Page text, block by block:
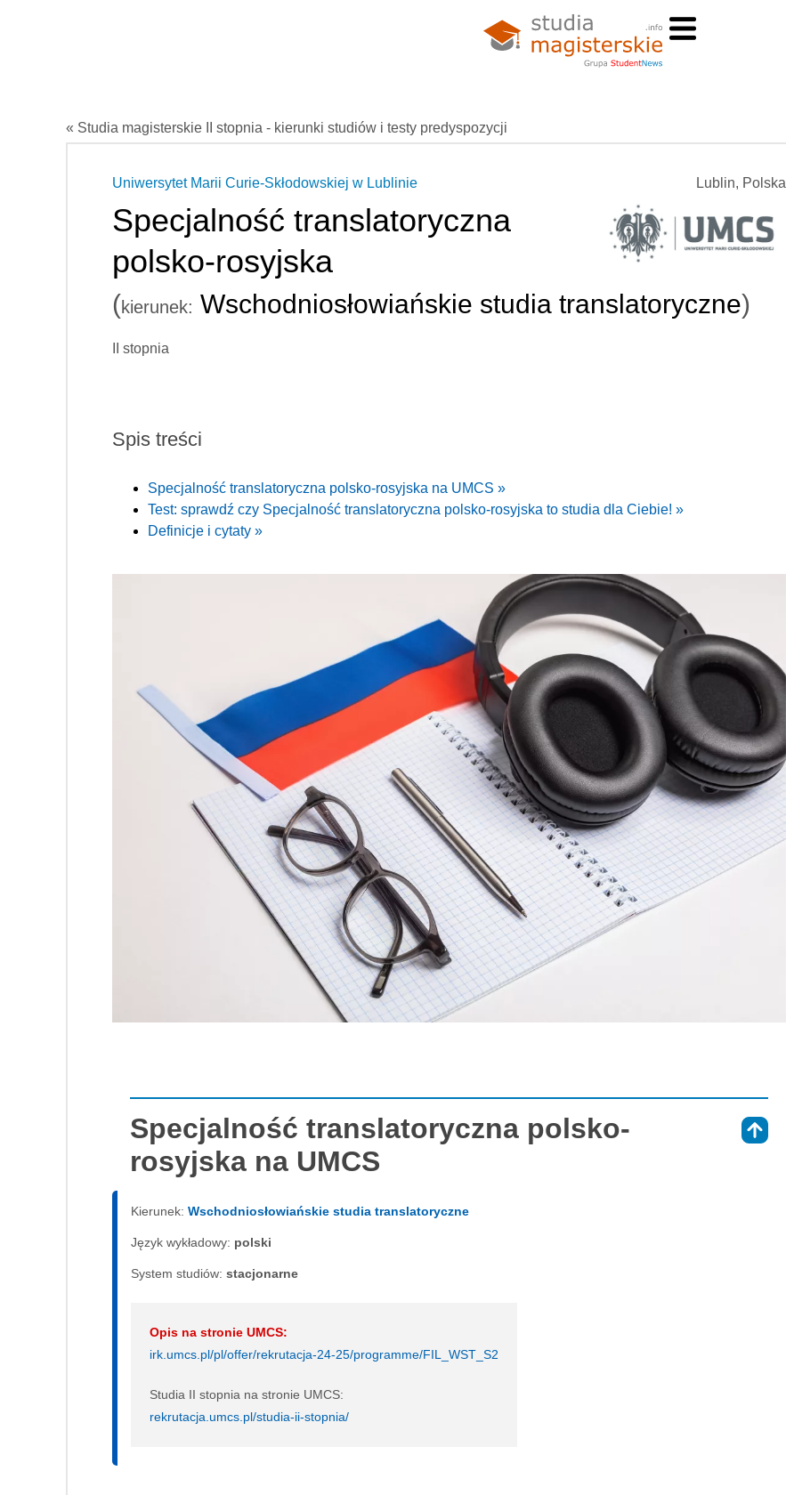
« Studia magisterskie II stopnia - kierunki studiów i testy predyspozycji
Lublin, Polska
Uniwersytet Marii Curie-Skłodowskiej w Lublinie
Specjalność translatoryczna
polsko-rosyjska
(kierunek: Wschodniosłowiańskie studia translatoryczne)
II stopnia
Spis treści
Specjalność translatoryczna polsko-rosyjska na UMCS »
Test: sprawdź czy Specjalność translatoryczna polsko-rosyjska to studia dla Ciebie! »
Definicje i cytaty »
Specjalność translatoryczna polsko-
rosyjska na UMCS
Kierunek: Wschodniosłowiańskie studia translatoryczne
Język wykładowy: polski
System studiów: sta­cjo­nar­ne
Opis na stronie UMCS:
irk.umcs.pl/pl/offer/rekrutacja-24-25/programme/FIL_WST_S2
Studia II stopnia na stronie UMCS:
rekrutacja.umcs.pl/studia-ii-stopnia/